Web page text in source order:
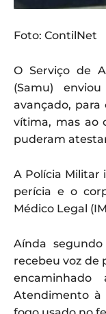
Foto: ContilNet
O Serviço de
(Samu)
avançado,
vítima, mas ao
puderam
A Polícia Militar
perícia e o
Médico Legal
Aínda
recebeu voz de
encaminhado
Atendimento à